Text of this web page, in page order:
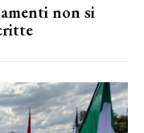
non si